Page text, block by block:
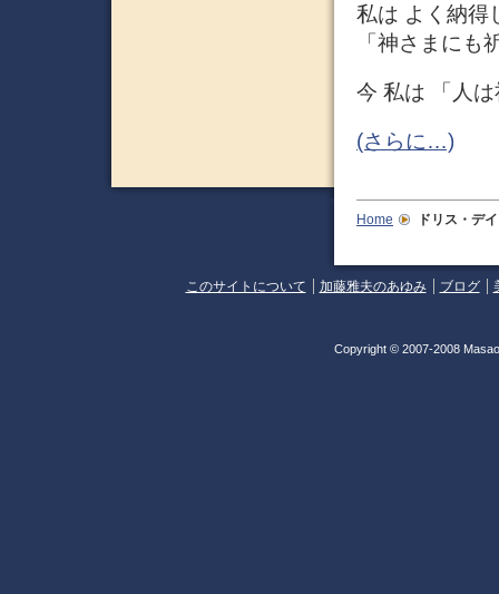
私は よく納
「神さまに
今 私は 「人
(さらに…)
Home ドリス・デイ
このサイトについて 加藤雅夫のあゆみ ブログ
Copyright © 2007-2008